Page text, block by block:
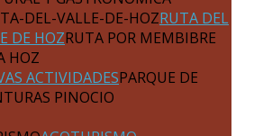
RUTA DEL
DE HOZRUTA POR MEMBIBRE
HOZ
ACTIVIDADESPARQUE DE
PINOCIO